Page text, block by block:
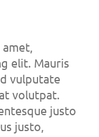
elit. Mauris
vulputate
volutpat.
justo
justo,